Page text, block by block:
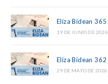
Eliza Bidean 365
19 DE JUNIO DE 2026
Eliza Bidean 362
29 DE MAYO DE 2026